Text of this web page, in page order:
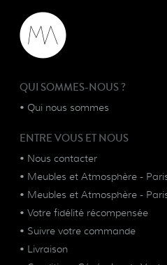
QUI SOMMES-NOUS ?
• Qui nous sommes
ENTRE VOUS ET NOUS
• Nous contacter
• Meubles et Atmosphère -
• Meubles et Atmosphère -
• Votre fidélité récompensée
• Suivre votre commande
• Livraison